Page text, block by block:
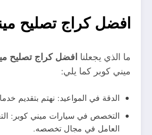
افضل كراج تصليح
ما الذي يجعلنا افضل كراج تصليح
ميني كوبر كما يلي:
الدقة في المواعيد: نهتم بتقديم
التخصص في سيارات ميني كوبر:
العامل في مجال تخصصه.